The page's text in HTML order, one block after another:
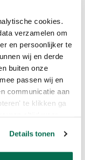
cookies.
verzamelen om
en persoonlijker te
wij en derde
buiten onze
passen wij en
communicatie aan
te klikken ga
Details tonen
een aantal keer onder